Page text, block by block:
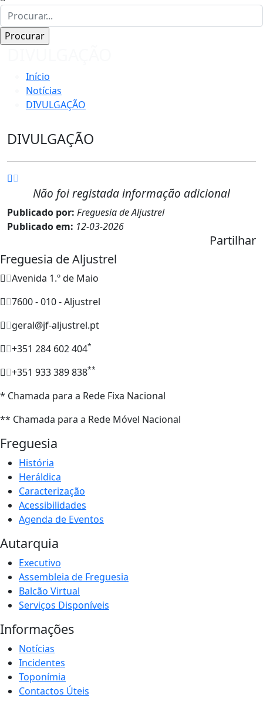
Início
Notícias
DIVULGAÇÃO
DIVULGAÇÃO
Não foi registada informação adicional
Publicado por: Freguesia de Aljustrel
Publicado em: 12-03-2026
Partilhar
Freguesia de Aljustrel
Avenida 1.º de Maio
7600 - 010 - Aljustrel
geral@jf-aljustrel.pt
+351 284 602 404*
+351 933 389 838**
* Chamada para a Rede Fixa Nacional
** Chamada para a Rede Móvel Nacional
Freguesia
História
Heráldica
Caracterização
Acessibilidades
Agenda de Eventos
Autarquia
Executivo
Assembleia de Freguesia
Balcão Virtual
Serviços Disponíveis
Informações
Notícias
Incidentes
Toponímia
Contactos Úteis